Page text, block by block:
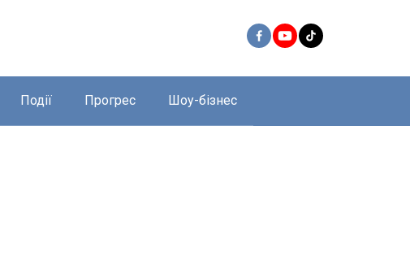
Події Прогрес Шоу-бізнес